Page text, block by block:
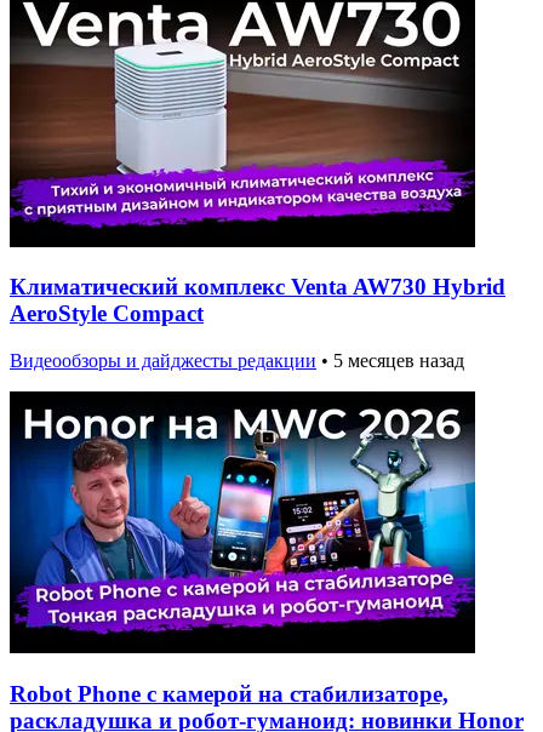
Климатический комплекс Venta AW730 Hybrid
AeroStyle Compact
Видеообзоры и дайджесты редакции • 5 месяцев назад
Robot Phone с камерой на стабилизаторе,
раскладушка и робот-гуманоид: новинки Honor